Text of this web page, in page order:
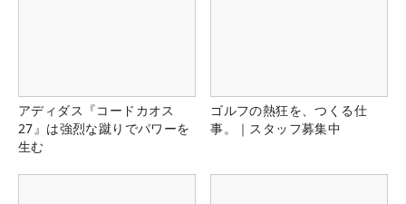
アディダス『コードカオス
27』は強烈な蹴りでパワーを
生む
ゴルフの熱狂を、つくる仕
事。｜スタッフ募集中